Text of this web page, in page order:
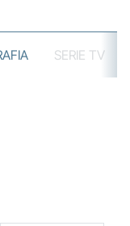
SERIE TV